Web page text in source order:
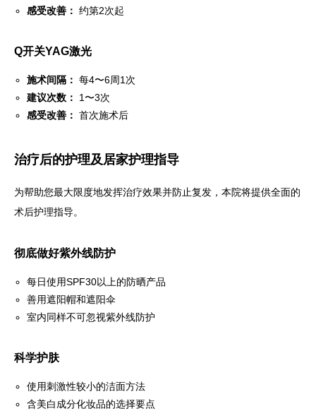
感受改善： 约第2次起
Q开关YAG激光
施术间隔： 每4〜6周1次
建议次数：
1〜3次
感受改善： 首次施术后
治疗后的护理及居家护理指导
为帮助您最大限度地发挥治疗效果并防止复发，本院将提供全面的
术后护理指导。
彻底做好紫外线防护
每日使用SPF30以上的防晒产品
善用遮阳帽和遮阳伞
室内同样不可忽视紫外线防护
科学护肤
使用刺激性较小的洁面方法
含美白成分化妆品的选择要点